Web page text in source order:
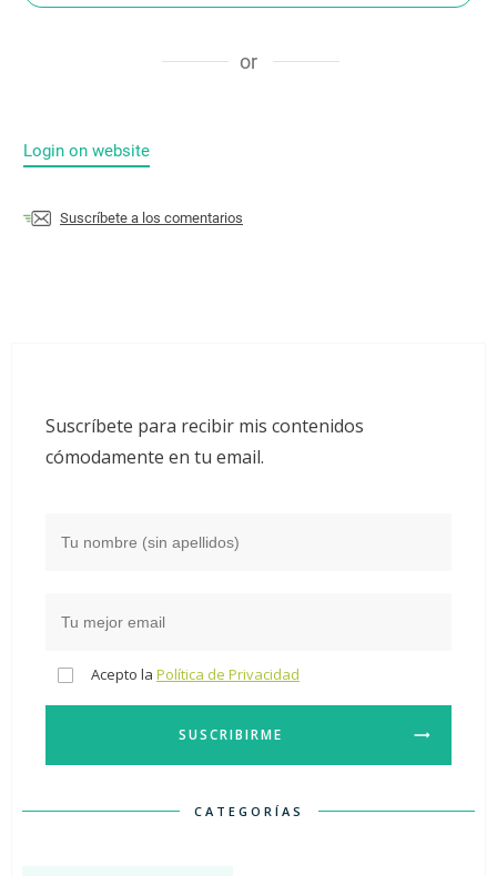
or
Login on website
Suscríbete a los comentarios
Suscríbete para recibir mis contenidos
cómodamente en tu email.
Acepto la Política de Privacidad
SUSCRIBIRME
CATEGORÍAS